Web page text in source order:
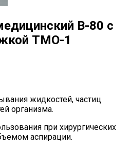
В-80 с
ТМО-1
жидкостей, частиц
организма.
при хирургических
аспирации.